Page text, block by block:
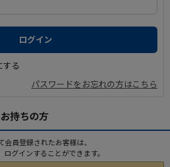
する
パスワードをお忘れの方はこちら
持ちの方
員登録されたお客様は、
グインすることができます。